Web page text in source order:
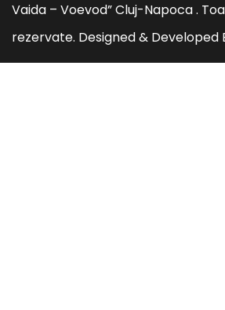
Vaida – Voevod” Cluj-Napoca .
rezervate. Designed & Developed